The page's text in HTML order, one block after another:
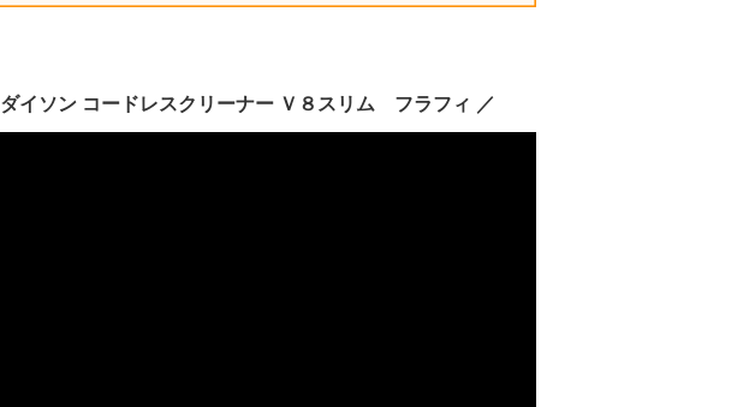
ダイソン コードレスクリーナー Ｖ８スリム フラフィ ／